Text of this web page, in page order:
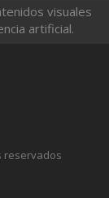
visuales
artificial.
reservados